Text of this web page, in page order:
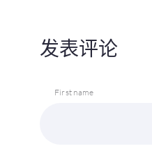
发表评论
First name